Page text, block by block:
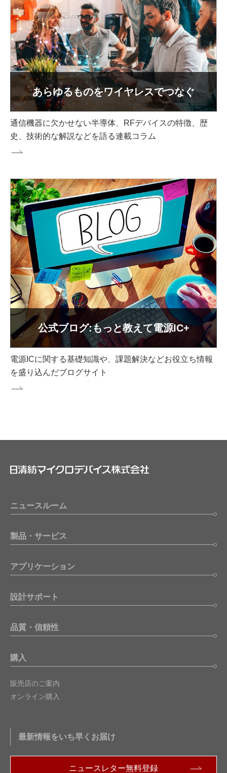
あらゆるものをワイヤレスでつなぐ
通信機器に欠かせない半導体、RFデバイスの特徴、歴
史、技術的な解説などを語る連載コラム
公式ブログ:もっと教えて電源IC+
電源ICに関する基礎知識や、課題解決などお役立ち情報
を盛り込んだブログサイト
ニュースルーム
製品・サービス
アプリケーション
設計サポート
品質・信頼性
購入
販売店のご案内
オンライン購入
最新情報をいち早くお届け
ニュースレター無料登録